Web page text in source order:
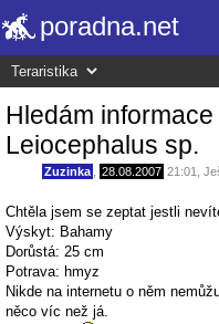
poradna.net
Hledám
Leiocephalus sp.
Zuzinka 28.08.2007 21:01
Chtěla jsem se zeptat jestli
Výskyt: Bahamy
Dorůstá: 25 cm
Potrava: hmyz
Nikde na internetu o něm
něco víc než já.